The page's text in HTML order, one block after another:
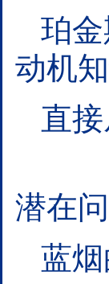
珀
动机
直
潜在
蓝